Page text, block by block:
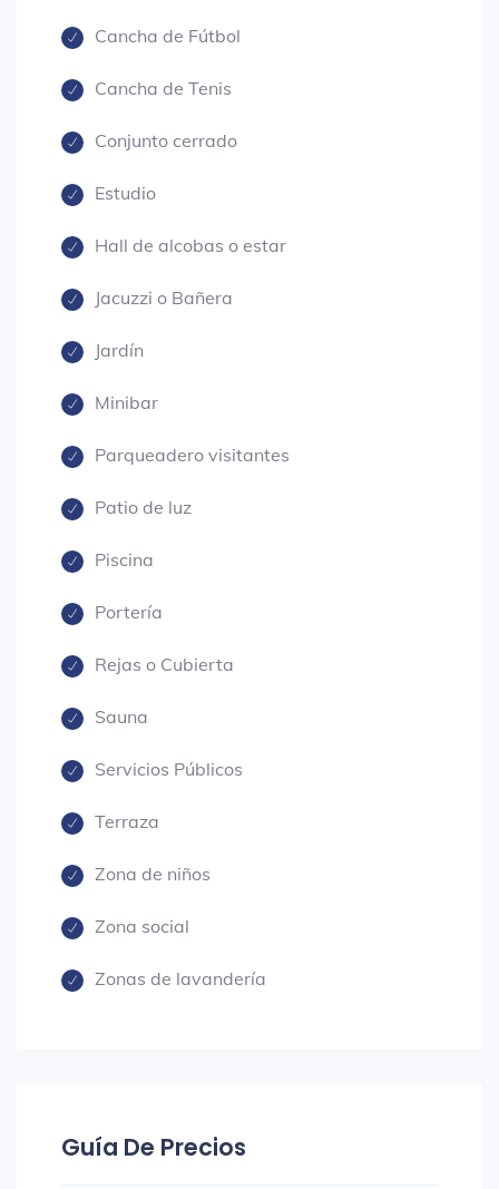
Cancha de Fútbol
Cancha de Tenis
Conjunto cerrado
Estudio
Hall de alcobas o estar
Jacuzzi o Bañera
Jardín
Minibar
Parqueadero visitantes
Patio de luz
Piscina
Portería
Rejas o Cubierta
Sauna
Servicios Públicos
Terraza
Zona de niños
Zona social
Zonas de lavandería
Guía De Precios